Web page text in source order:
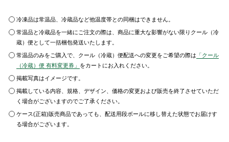
冷凍品は常温品、冷蔵品など他温度帯との同梱はできません。
常温品と冷蔵品を一緒にご注文の際は、商品に重大な影響がない限りクール（冷
蔵）便として一括梱包発送いたします。
常温品のみをご購入で、クール（冷蔵）便配送への変更をご希望の際は 「クール
（冷蔵）便 有料変更券」 をカートにお入れください。
掲載写真はイメージです。
掲載している内容、規格、デザイン、価格の変更および販売を終了させていただ
く場合がございますのでご了承ください。
ケース(正箱)販売商品であっても、配送用段ボールに移し替えた状態でお届けす
る場合がございます。